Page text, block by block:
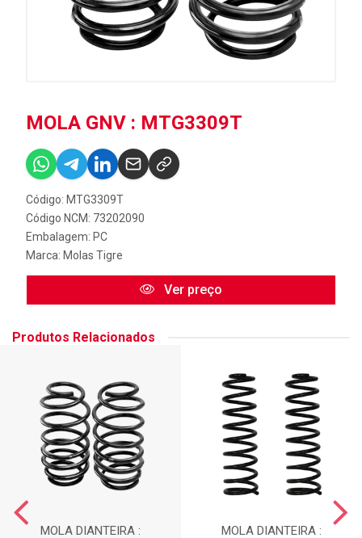
MOLA GNV : MTG3309T
Código: MTG3309T
Código NCM: 73202090
Embalagem: PC
Marca: Molas Tigre
Ver preço
Produtos Relacionados
MOLA DIANTEIRA :
MOLA DIANTEIRA :